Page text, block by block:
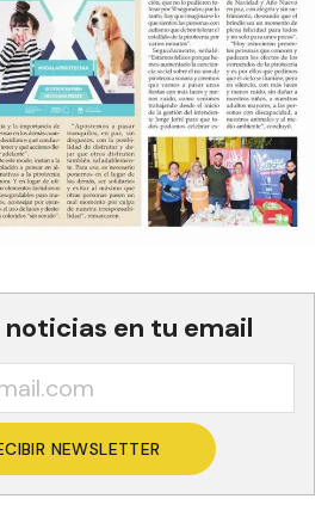
noticias en tu email
NEWSLETTER